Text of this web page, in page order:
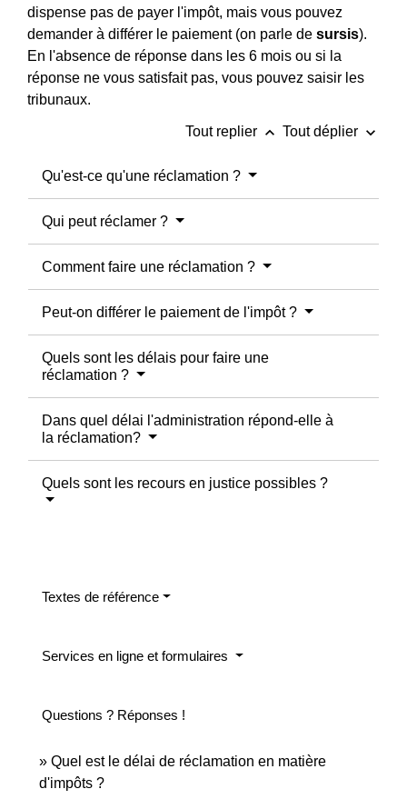
dispense pas de payer l'impôt, mais vous pouvez
demander à différer le paiement (on parle de sursis).
En l'absence de réponse dans les 6 mois ou si la
réponse ne vous satisfait pas, vous pouvez saisir les
tribunaux.
Tout replier keyboard_arrow_up Tout déplier keyboard_arrow_down
Qu'est-ce qu'une réclamation ?
Qui peut réclamer ?
Comment faire une réclamation ?
Peut-on différer le paiement de l'impôt ?
Quels sont les délais pour faire une
réclamation ?
Dans quel délai l'administration répond-elle à
la réclamation?
Quels sont les recours en justice possibles ?
Textes de référence
Services en ligne et formulaires
Questions ? Réponses !
Quel est le délai de réclamation en matière
d'impôts ?